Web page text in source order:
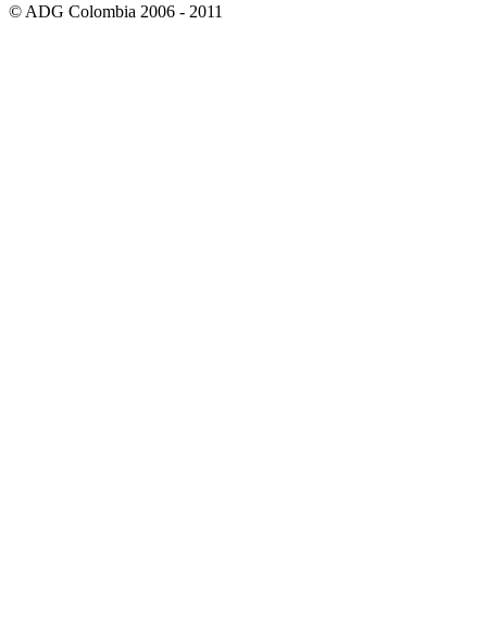
© ADG Colombia 2006 - 2011